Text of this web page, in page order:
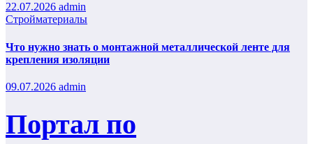
22.07.2026 admin
Стройматериалы
Что нужно знать о монтажной металлической ленте для
крепления изоляции
09.07.2026 admin
Портал по